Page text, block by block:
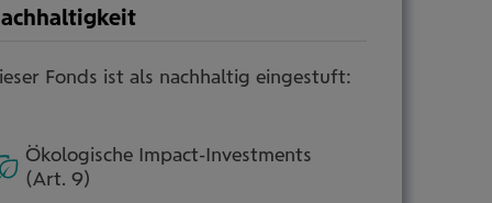
Fonds ist als nachhaltig eingestuft:
ein-/ausblenden
Ökologische Impact-Investments
(Art. 9)